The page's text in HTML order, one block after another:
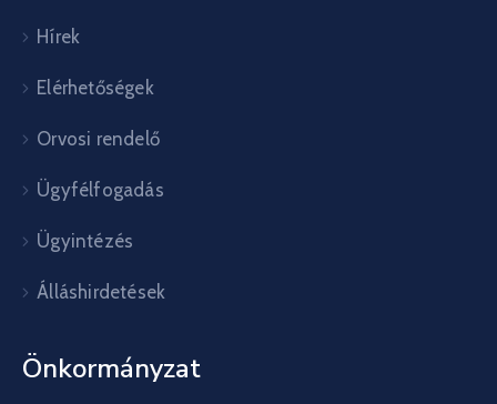
Hírek
Elérhetőségek
Orvosi rendelő
Ügyfélfogadás
Ügyintézés
Álláshirdetések
Önkormányzat